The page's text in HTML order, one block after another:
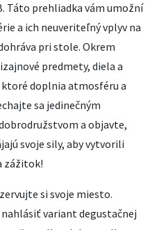
Táto prehliadka vám umožní
a ich neuveriteľný vplyv na
pri stole. Okrem
predmety, diela a
doplnia atmosféru a
sa jedinečným
a objavte,
svoje sily, aby vytvorili
zážitok!
si svoje miesto.
variant degustačnej